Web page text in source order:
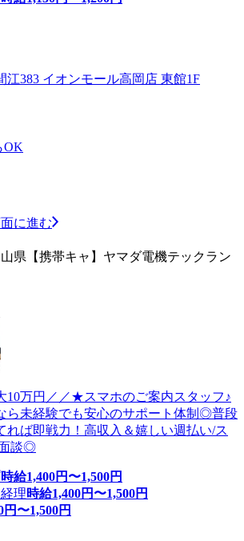
江383 イオンモール高岡店 東館1F
OK
に進む
県【携帯キャ】ヤマダ電機テックラン
10万円／／★スマホのご案内スタッフ♪
ら未経験でも安心のサポート体制◎普段
れば即戦力！高収入＆嬉しい週払い/ス
談◎
時給1,400円〜1,500円
理時給1,400円〜1,500円
円〜1,500円